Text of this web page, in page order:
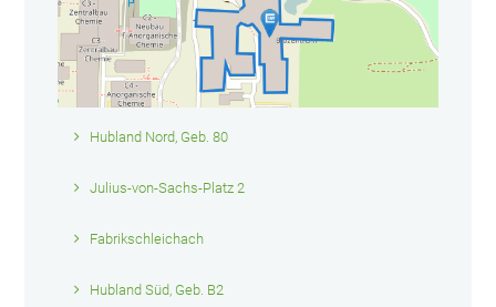
Hubland Nord, Geb. 80
Julius-von-Sachs-Platz 2
Fabrikschleichach
Hubland Süd, Geb. B2